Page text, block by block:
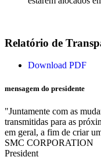
Relatório de
Download PDF
mensagem do presidente
"Juntamente com as
transmitidas para as
em geral, a fim de criar
SMC CORPORATION
President